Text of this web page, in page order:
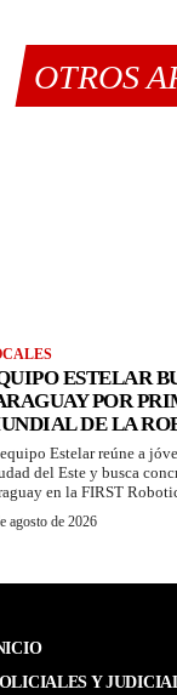
OTROS
ESTELAR
POR
DE LA
Estelar reúne a
del Este y busca
en la FIRST
agosto de 2026
Y